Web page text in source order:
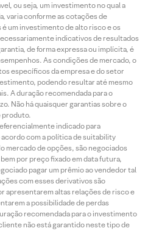
ou seja, um investimento no qual a
varia conforme as cotações de
um investimento de alto risco e os
indicativos de resultados
de forma expressa ou implícita, é
As condições de mercado, o
específicos da empresa e do setor
podendo resultar até mesmo
A duração recomendada para o
Não há quaisquer garantias sobre o
produto.
indicado para
com a política de suitability
mercado de opções, são negociados
por preço fixado em data futura,
pagar um prêmio ao vendedor tal
com esses derivativos são
apresentarem altas relações de risco e
a possibilidade de perdas
recomendada para o investimento
não está garantido neste tipo de